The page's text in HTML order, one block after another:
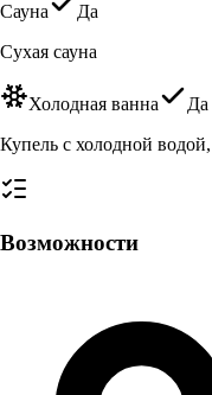
Сауна
Да
Сухая сауна
Холодная ванна
Да
Купель с холодной
Возможности